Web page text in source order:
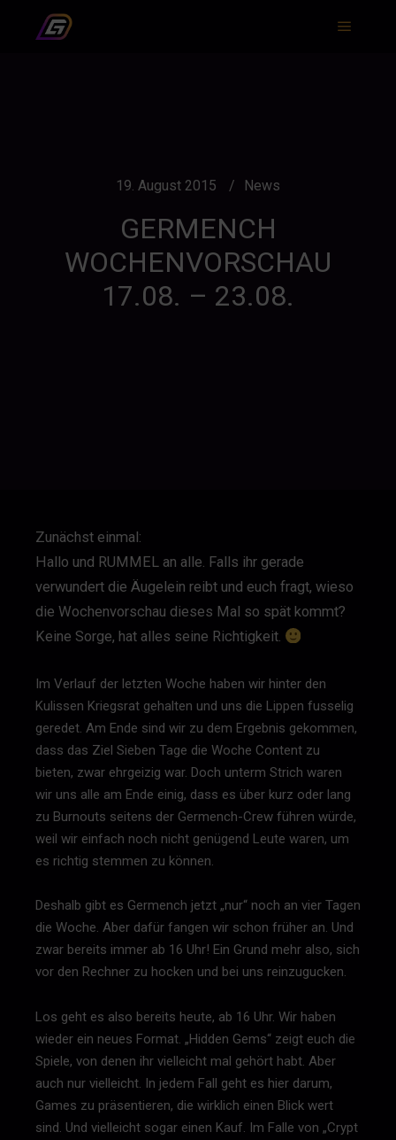
19. August 2015 News
GERMENCH
WOCHENVORSCHAU
17.08. – 23.08.
Zunächst einmal:
Hallo und RUMMEL an alle. Falls ihr gerade
verwundert die Äugelein reibt und euch fragt, wieso
die Wochenvorschau dieses Mal so spät kommt?
Keine Sorge, hat alles seine Richtigkeit.
Im Verlauf der letzten Woche haben wir hinter den
Kulissen Kriegsrat gehalten und uns die Lippen fusselig
geredet. Am Ende sind wir zu dem Ergebnis gekommen,
dass das Ziel Sieben Tage die Woche Content zu
bieten, zwar ehrgeizig war. Doch unterm Strich waren
wir uns alle am Ende einig, dass es über kurz oder lang
zu Burnouts seitens der Germench-Crew führen würde,
weil wir einfach noch nicht genügend Leute waren, um
es richtig stemmen zu können.
Deshalb gibt es Germench jetzt „nur“ noch an vier Tagen
die Woche. Aber dafür fangen wir schon früher an. Und
zwar bereits immer ab 16 Uhr! Ein Grund mehr also, sich
vor den Rechner zu hocken und bei uns reinzugucken.
Los geht es also bereits heute, ab 16 Uhr. Wir haben
wieder ein neues Format. „Hidden Gems“ zeigt euch die
Spiele, von denen ihr vielleicht mal gehört habt. Aber
auch nur vielleicht. In jedem Fall geht es hier darum,
Games zu präsentieren, die wirklich einen Blick wert
sind. Und vielleicht sogar einen Kauf. Im Falle von „Crypt